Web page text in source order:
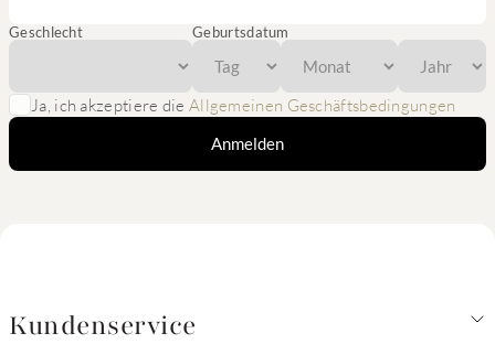
Geschlecht Geburtsdatum
Ja, ich akzeptiere die Allgemeinen Geschäftsbedingungen
Anmelden
Kundenservice